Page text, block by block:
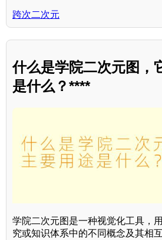
跨次二次元
什么是学院二次元图，
是什么？****
学院二次元图是一种视觉化工具，
究或知识体系中的不同概念及其相